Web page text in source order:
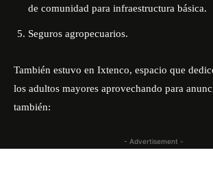
de comunidad para infraestructura básica.
Seguros agropecuarios.
También estuvo en Ixtenco, espacio que
los adultos mayores aprovechando para
también:
- Advertisement -